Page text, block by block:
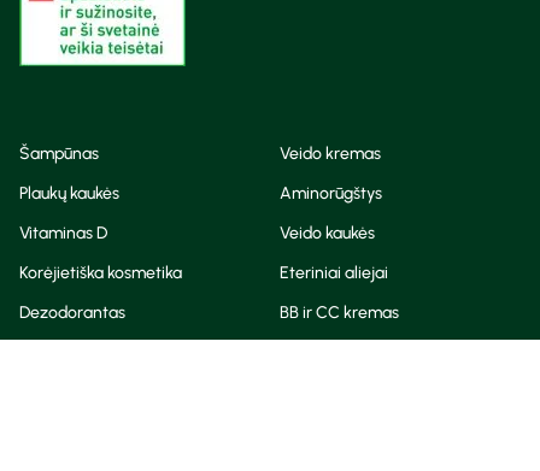
Šampūnas
Veido kremas
Plaukų kaukės
Aminorūgštys
Vitaminas D
Veido kaukės
Korėjietiška kosmetika
Eteriniai aliejai
Dezodorantas
BB ir CC kremas